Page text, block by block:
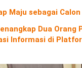
Maju sebagai
Dua
Informasi di